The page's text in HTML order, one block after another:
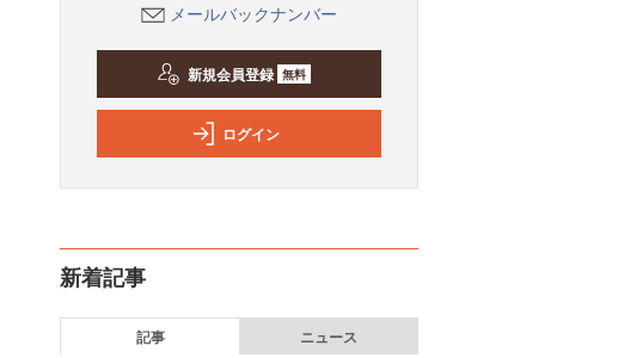
メールバックナンバー
新規会員登録 無料
ログイン
新着記事
記事 ニュース